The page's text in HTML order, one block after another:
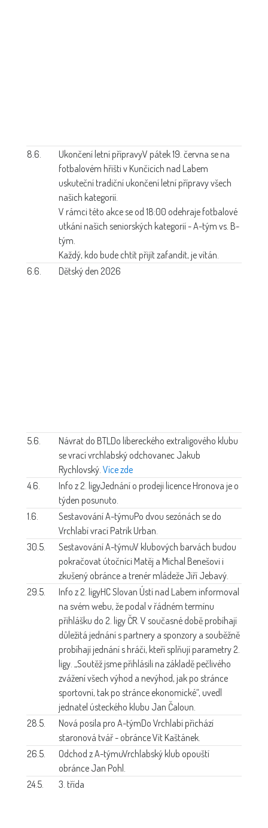
8.6. Ukončení letní přípravyV pátek 19. června se na
fotbalovém hřišti v Kunčicích nad Labem
uskuteční tradiční ukončení letní přípravy všech
našich kategorií.
V rámci této akce se od 18:00 odehraje fotbalové
utkání našich seniorských kategorií - A-tým vs. B-
tým.
Každý, kdo bude chtít přijít zafandit, je vítán.
6.6.
Dětský den 2026
5.6. Návrat do BTL Do libereckého extraligového klubu
se vrací vrchlabský odchovanec Jakub
Rychlovský. Více zde
4.6.
Info z 2. ligyJednání o prodeji licence Hronova je o
týden posunuto.
1.6.
Sestavování A-týmuPo dvou sezónách se do
Vrchlabí vrací Patrik Urban.
30.5.
Sestavování A-týmuV klubových barvách budou
pokračovat útočníci Matěj a Michal Benešovi i
zkušený obránce a trenér mládeže Jiří Jebavý.
29.5.
Info z 2. ligyHC Slovan Ústí nad Labem informoval
na svém webu, že podal v řádném termínu
přihlášku do 2. ligy ČR. V současné době probíhají
důležitá jednání s partnery a sponzory a souběžně
probíhají jednání s hráči, kteří splňují parametry 2.
ligy. „Soutěž jsme přihlásili na základě pečlivého
zvážení všech výhod a nevýhod, jak po stránce
sportovní, tak po stránce ekonomické“, uvedl
jednatel ústeckého klubu Jan Čaloun.
28.5.
Nová posila pro A-týmDo Vrchlabí přichází
staronová tvář - obránce Vít Kaštánek.
26.5.
Odchod z A-týmuVrchlabský klub opouští
obránce Jan Pohl.
24.5.
3. třída